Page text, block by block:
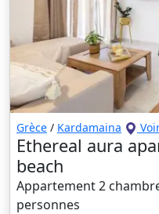
Grèce / Kardamaina
Ethereal aura
beach
Appartement 2
personnes